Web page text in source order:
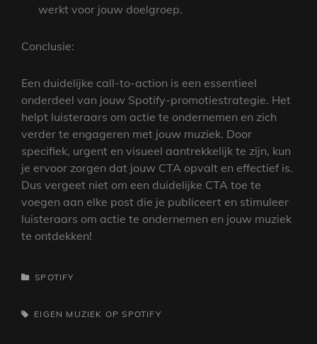
werkt voor jouw doelgroep.
Conclusie:
Een duidelijke call-to-action is een essentieel
onderdeel van jouw Spotify-promotiestrategie. Het
helpt luisteraars om actie te ondernemen en zich
verder te engageren met jouw muziek. Door
specifiek, urgent en visueel aantrekkelijk te zijn, kun
je ervoor zorgen dat jouw CTA opvalt en effectief is.
Dus vergeet niet om een duidelijke CTA toe te
voegen aan elke post die je publiceert en stimuleer
luisteraars om actie te ondernemen en jouw muziek
te ontdekken!
CATEGORIEËN
SPOTIFY
TAGS,EIGEN MUZIEK OP SPOTIFY